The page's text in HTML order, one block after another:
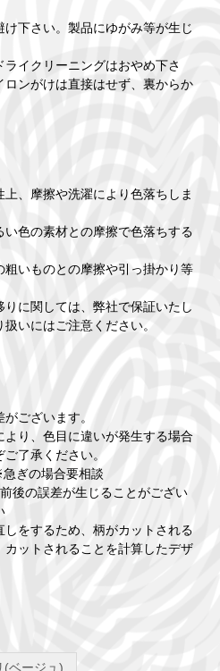
下さい。製品にゆがみ等が生じ
イクリーニングはおやめ下さ
ロンがけは直接はせず、裏からか
、摩擦や洗濯により色落ちしま
色の素材との摩擦で色落ちする
粗いものとの摩擦や引っ掛かり等
りに関しては、弊社で保証いたし
いにはご注意ください。
ございます。
より、色目に違いが発生する場合
了承ください。
ぎの場合要相談
後の誤差が生じることがござい
をするため、柄がカットされる
カットされることを計算したデザ
(ベージュ)